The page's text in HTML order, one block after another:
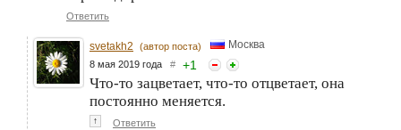
Ответить
svetakh2 (автор поста) Москва
8 мая 2019 года # +1
Что-то зацветает, что-то отцветает, она
постоянно меняется.
↑ Ответить